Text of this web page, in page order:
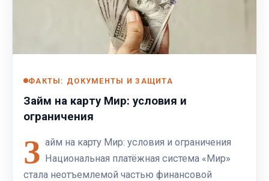
ФАКТЫ: ДОКУМЕНТЫ И ЗАЩИТА
Займ на карту Мир: условия и
ограничения
З айм на карту Мир: условия и ограничения
Национальная платёжная система «Мир»
стала неотъемлемой частью финансовой